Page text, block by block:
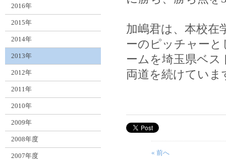
加嶋君は、本校在
ーのピッチャー
ームを埼玉県ベス
両道を続けてい
« 前へ
2016年
2015年
2014年
2013年
2012年
2011年
2010年
2009年
2008年度
2007年度